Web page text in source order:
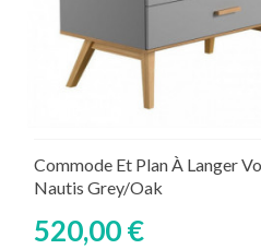
Commode Et Plan À Langer
Nautis Grey/Oak
520,00 €